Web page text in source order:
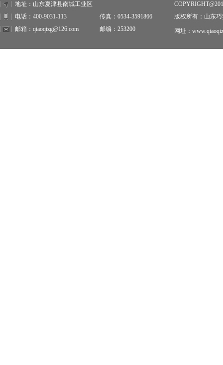
地址：山东夏津县南城工业区
电话：400-9031-113
传真：0534-3591866
邮箱：qiaoqizg@126.com
邮编：253200
版权所有：山东
网址：